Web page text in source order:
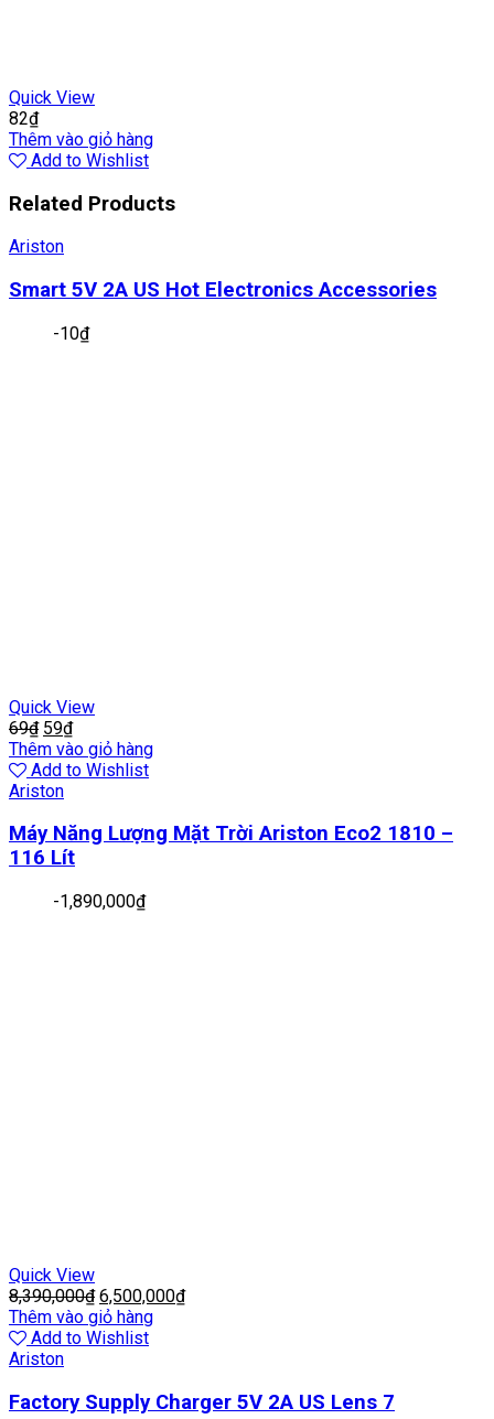
Quick View
82₫
Thêm vào giỏ hàng
Add to Wishlist
Related Products
Ariston
Smart 5V 2A US Hot Electronics Accessories
-10₫
Quick View
69₫ 59₫
Thêm vào giỏ hàng
Add to Wishlist
Ariston
Máy Năng Lượng Mặt Trời Ariston Eco2 1810 –
116 Lít
-1,890,000₫
Quick View
8,390,000₫ 6,500,000₫
Thêm vào giỏ hàng
Add to Wishlist
Ariston
Factory Supply Charger 5V 2A US Lens 7